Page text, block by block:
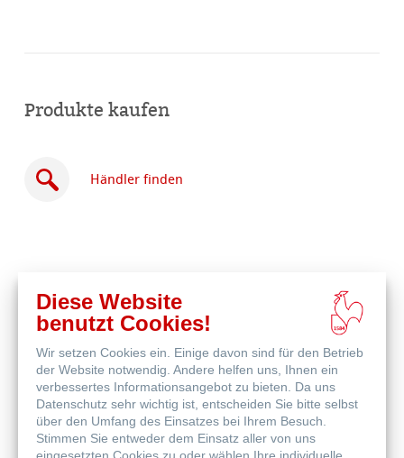
Produkte kaufen
Händler finden
Online
kaufen
Weitere Produkte
Diese Website
benutzt Cookies!
Wir setzen Cookies ein. Einige davon sind für den Betrieb
der Website notwendig. Andere helfen uns, Ihnen ein
verbessertes Informationsangebot zu bieten. Da uns
Datenschutz sehr wichtig ist, entscheiden Sie bitte selbst
über den Umfang des Einsatzes bei Ihrem Besuch.
Stimmen Sie entweder dem Einsatz aller von uns